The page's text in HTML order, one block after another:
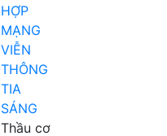
HỢP
MẠNG
VIỄN
THÔNG
TIA
SÁNG
Thầu cơ